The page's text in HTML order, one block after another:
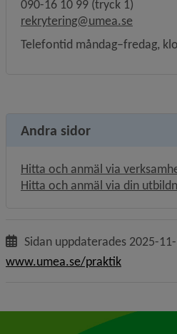
090-16 10 99 (tryck 1)
rekrytering@umea.se
Telefontid måndag–fredag,
Andra sidor
Hitta och anmäl via
Hitta och anmäl via din
Sidan uppdaterades 2025-
www.umea.se/praktik